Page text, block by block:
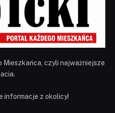
Mieszkańca, czyli najważniejsze
informacje z okolicy!